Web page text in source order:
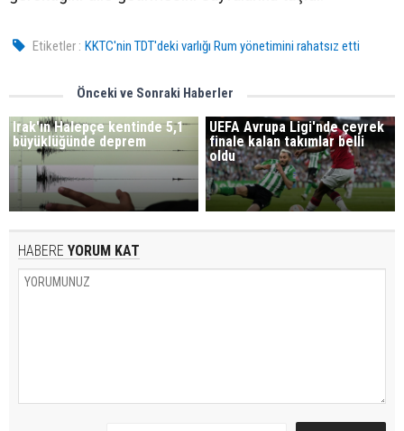
Etiketler : KKTC'nin TDT'deki varlığı Rum yönetimini rahatsız etti
Önceki ve Sonraki Haberler
Irak'ın Halepçe kentinde 5,1
büyüklüğünde deprem
UEFA Avrupa Ligi'nde çeyrek
finale kalan takımlar belli
oldu
HABERE YORUM KAT